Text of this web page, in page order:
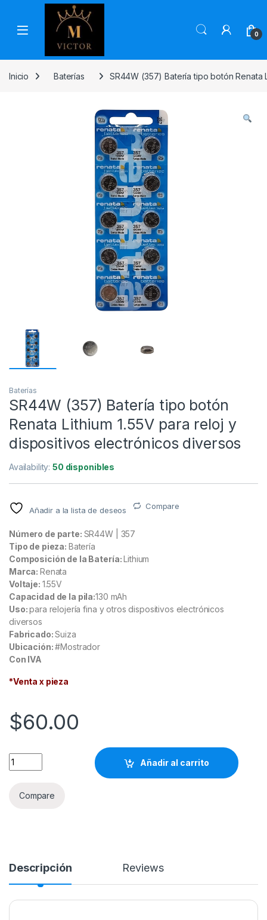
Skip to navigation
Skip to content
0
Inicio Baterías SR44W (357) Batería tipo botón
Baterías
SR44W (357) Batería tipo botón
Renata Lithium 1.55V para reloj y
dispositivos electrónicos diversos
Availability:50 disponibles
Añadir a la lista de deseos Compare
Número de parte: SR44W | 357
Tipo de pieza: Batería
Composición de la Batería:Lithium
Marca:Renata
Voltaje: 1.55V
Capacidad de la pila:130 mAh
Uso:para relojería fina y otros dispositivos electrónicos
diversos
Fabricado:Suiza
Ubicación:#Mostrador
Con IVA
*Venta x pieza
$60.00
SR44W (357) Batería tipo botón Renata Lithium 1.55V para
Añadir al carrito
Compare
Descripción Reviews